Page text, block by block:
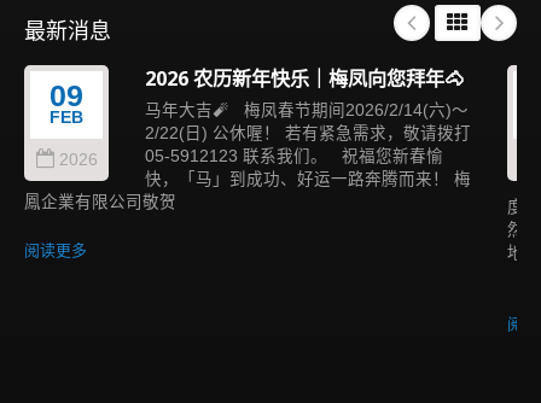
最新消息
09
FEB
2026
2026 农历新年快乐｜梅凤向您拜年🐴
马年大吉🧨 梅凤春节期间2026/2/14(六)～
2/22(日) 公休喔！ 若有紧急需求，敬请拨打
05-5912123 联系我们。 祝福您新春愉
快，「马」到成功、好运一路奔腾而来！ 梅
鳳企業有限公司敬贺
阅读更多
度
然
地
阅